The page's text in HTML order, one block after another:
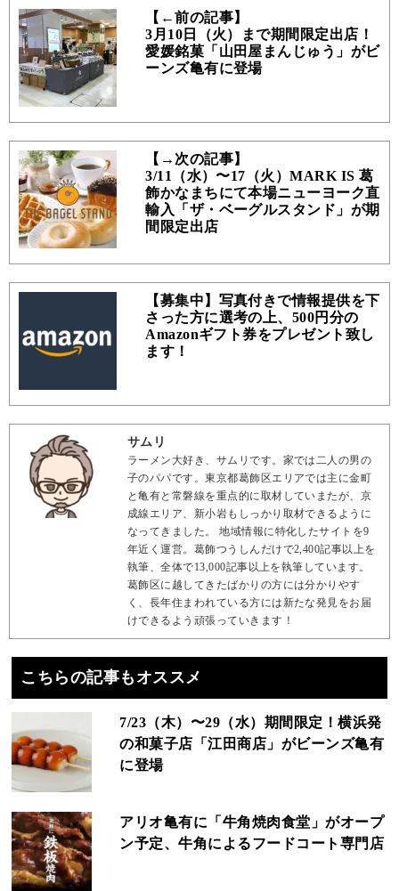
【←前の記事】
3月10日（火）まで期間限定出店！
愛媛銘菓「山田屋まんじゅう」がビ
ーンズ亀有に登場
【→次の記事】
3/11（水）〜17（火）MARK IS 葛
飾かなまちにて本場ニューヨーク直
輸入「ザ・ベーグルスタンド」が期
間限定出店
【募集中】写真付きで情報提供を下
さった方に選考の上、500円分の
Amazonギフト券をプレゼント致し
ます！
サムリ
ラーメン大好き、サムリです。家では二人の男の
子のパパです。東京都葛飾区エリアでは主に金町
と亀有と常磐線を重点的に取材していまたが、京
成線エリア、新小岩もしっかり取材できるように
なってきました。 地域情報に特化したサイトを9
年近く運営。葛飾つうしんだけで2,400記事以上を
執筆、全体で13,000記事以上を執筆しています。
葛飾区に越してきたばかりの方には分かりやす
く、長年住まわれている方には新たな発見をお届
けできるよう頑張っていきます！
こちらの記事もオススメ
7/23（木）〜29（水）期間限定！横浜発
の和菓子店「江田商店」がビーンズ亀有
に登場
アリオ亀有に「牛角焼肉食堂」がオープ
ン予定、牛角によるフードコート専門店